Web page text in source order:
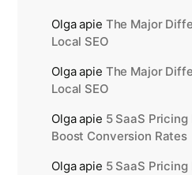
Olgaapie The Major
Local SEO
Olgaapie The Major
Local SEO
Olgaapie 5 SaaS
Boost Conversion Rates
Olgaapie 5 SaaS